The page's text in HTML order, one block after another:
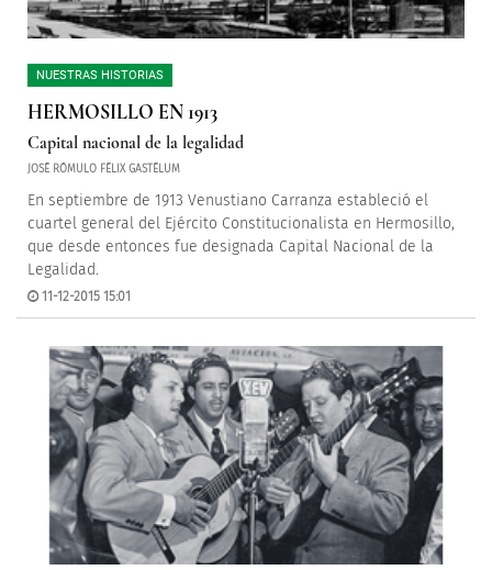
NUESTRAS HISTORIAS
HERMOSILLO EN 1913
Capital nacional de la legalidad
JOSÉ RÓMULO FÉLIX GASTÉLUM
En septiembre de 1913 Venustiano Carranza estableció el
cuartel general del Ejército Constitucionalista en Hermosillo,
que desde entonces fue designada Capital Nacional de la
Legalidad.
11-12-2015 15:01